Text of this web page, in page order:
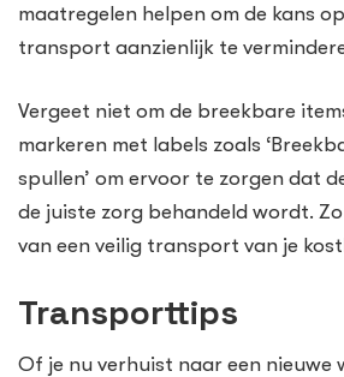
maatregelen helpen om de kans
transport aanzienlijk te
Vergeet niet om de breekbare
markeren met labels zoals
spullen’ om ervoor te zorgen dat
de juiste zorg behandeld wordt.
van een veilig transport van je
Transporttips
Of je nu verhuist naar een nieuwe